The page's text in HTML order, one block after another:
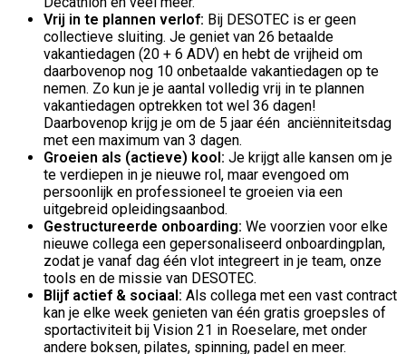
Vrij in te plannen verlof: Bij DESOTEC is er geen
collectieve sluiting. Je geniet van 26 betaalde
vakantiedagen (20 + 6 ADV) en hebt de vrijheid om
daarbovenop nog 10 onbetaalde vakantiedagen op te
nemen. Zo kun je je aantal volledig vrij in te plannen
vakantiedagen optrekken tot wel 36 dagen!
Daarbovenop krijg je om de 5 jaar één anciënniteitsdag
met een maximum van 3 dagen.
Groeien als (actieve) kool: Je krijgt alle kansen om je
te verdiepen in je nieuwe rol, maar evengoed om
persoonlijk en professioneel te groeien via een
uitgebreid opleidingsaanbod.
Gestructureerde onboarding: We voorzien voor elke
nieuwe collega een gepersonaliseerd onboardingplan,
zodat je vanaf dag één vlot integreert in je team, onze
tools en de missie van DESOTEC.
Blijf actief & sociaal: Als collega met een vast contract
kan je elke week genieten van één gratis groepsles of
sportactiviteit bij Vision 21 in Roeselare, met onder
andere boksen, pilates, spinning, padel en meer.